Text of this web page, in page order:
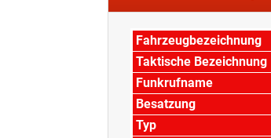
Fahrzeugbezeichnung
Taktische Bezeichnung
Funkrufname
Besatzung
Typ